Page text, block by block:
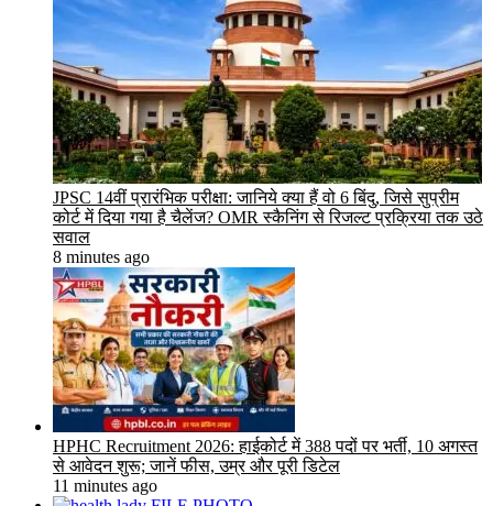
JPSC 14वीं प्रारंभिक परीक्षा: जानिये क्या हैं वो 6 बिंदु, जिसे सुप्रीम
कोर्ट में दिया गया है चैलेंज? OMR स्कैनिंग से रिजल्ट प्रक्रिया तक उठे
सवाल
8 minutes ago
HPHC Recruitment 2026: हाईकोर्ट में 388 पदों पर भर्ती, 10 अगस्त
से आवेदन शुरू; जानें फीस, उम्र और पूरी डिटेल
11 minutes ago